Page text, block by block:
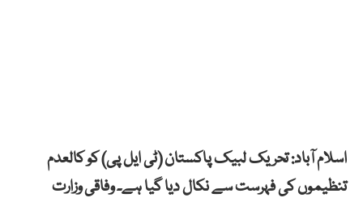
اسلام آباد: تحریک لبیک پاکستان (ٹی ایل پی) کو کالعدم
تنظیموں کی فہرست سے نکال دیا گیا ہے۔ وفاقی وزارت